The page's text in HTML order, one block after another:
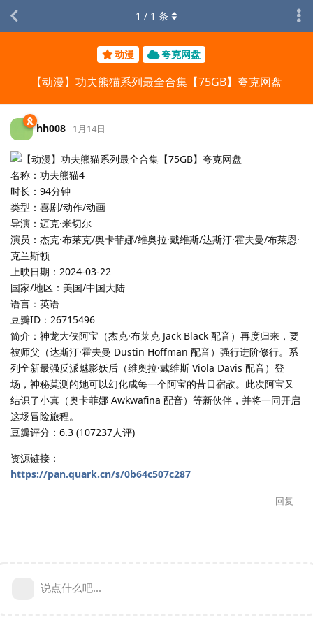
动漫 夸克网盘
【动漫】功夫熊猫系列最全合集【75GB】夸克网盘
1 / 1 条
hh008 1月14日
名称：功夫熊猫4
时长：94分钟
类型：喜剧/动作/动画
导演：迈克·米切尔
演员：杰克·布莱克/奥卡菲娜/维奥拉·戴维斯/达斯汀·霍夫曼/布莱恩·
克兰斯顿
上映日期：2024-03-22
国家/地区：美国/中国大陆
语言：英语
豆瓣ID：26715496
简介：神龙大侠阿宝（杰克·布莱克 Jack Black 配音）再度归来，要
被师父（达斯汀·霍夫曼 Dustin Hoffman 配音）强行进阶修行。系
列全新最强反派魅影妖后（维奥拉·戴维斯 Viola Davis 配音）登
场，神秘莫测的她可以幻化成每一个阿宝的昔日宿敌。此次阿宝又
结识了小真（奥卡菲娜 Awkwafina 配音）等新伙伴，并将一同开启
这场冒险旅程。
豆瓣评分：6.3 (107237人评)
资源链接：
https://pan.quark.cn/s/0b64c507c287
回复
说点什么吧...